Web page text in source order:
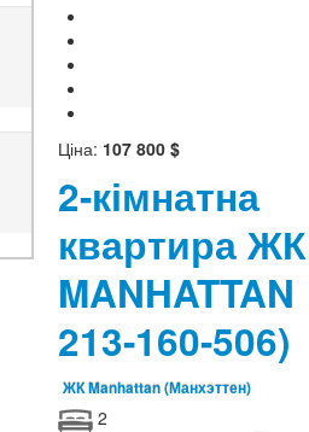
Ціна: 107 800 $
2-кімнатна
квартира ЖК
213-160-506)
ЖК Manhattan (Манхэттен)
2